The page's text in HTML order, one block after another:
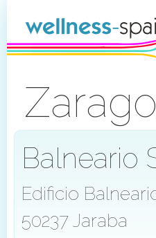
Acceder
Balneario
Edificio
50237 Jaraba